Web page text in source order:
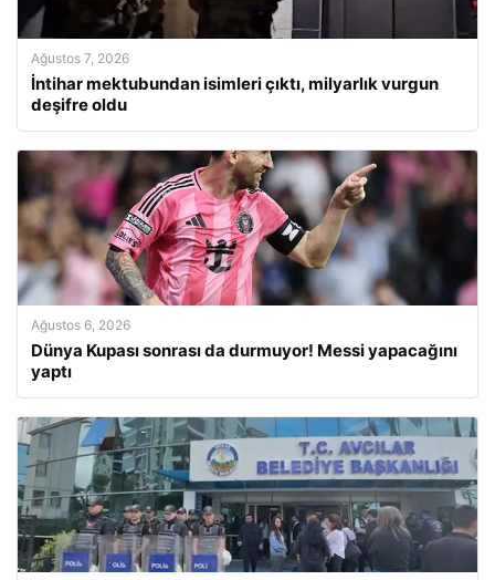
Ağustos 7, 2026
İntihar mektubundan isimleri çıktı, milyarlık vurgun
deşifre oldu
Ağustos 6, 2026
Dünya Kupası sonrası da durmuyor! Messi yapacağını
yaptı